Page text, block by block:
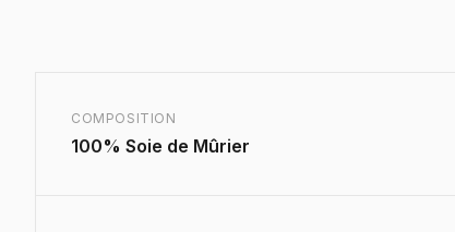
COMPOSITION
100% Soie de Mûrier